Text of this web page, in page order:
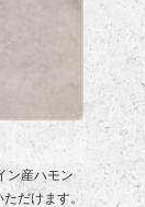
ン産ハモン
だけます。